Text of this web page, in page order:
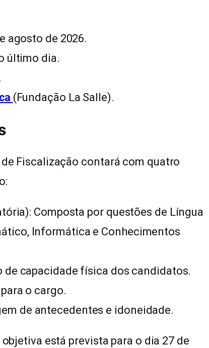
agosto de 2026.
último dia.
(Fundação La Salle).
Fiscalização contará com quatro
Composta por questões de Língua
Informática e Conhecimentos
de capacidade física dos candidatos.
o cargo.
de antecedentes e idoneidade.
está prevista para o dia 27 de